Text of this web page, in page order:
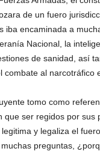
de un fuero
iba encaminada a
Nacional, la
de sanidad, así
combate al narcotráfico
tomo como
que ser regidos por sus
y legaliza el
preguntas,